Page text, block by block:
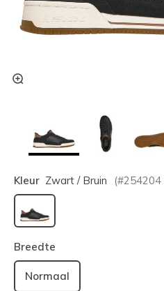
Kleur Zwart / Bruin (#254204
geselecteerd
Breedte
Normaal